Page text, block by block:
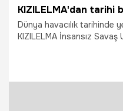
Dünya havacılık tarihinde
KIZILELMA İnsansız Savaş
hedefleri tam isabetle